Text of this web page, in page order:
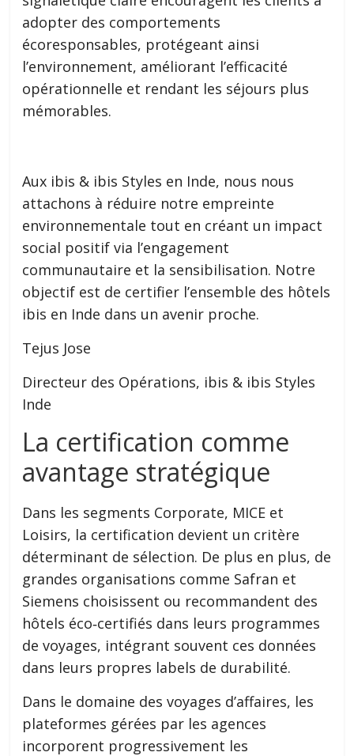
adopter des comportements
écoresponsables, protégeant ainsi
l’environnement, améliorant l’efficacité
opérationnelle et rendant les séjours plus
mémorables.
Aux ibis & ibis Styles en Inde, nous nous
attachons à réduire notre empreinte
environnementale tout en créant un impact
social positif via l’engagement
communautaire et la sensibilisation. Notre
objectif est de certifier l’ensemble des hôtels
ibis en Inde dans un avenir proche.
Tejus Jose
Directeur des Opérations, ibis & ibis Styles
Inde
La certification comme
avantage stratégique
Dans les segments Corporate, MICE et
Loisirs, la certification devient un critère
déterminant de sélection. De plus en plus, de
grandes organisations comme Safran et
Siemens choisissent ou recommandent des
hôtels éco‑certifiés dans leurs programmes
de voyages, intégrant souvent ces données
dans leurs propres labels de durabilité.
Dans le domaine des voyages d’affaires, les
plateformes gérées par les agences
incorporent progressivement les